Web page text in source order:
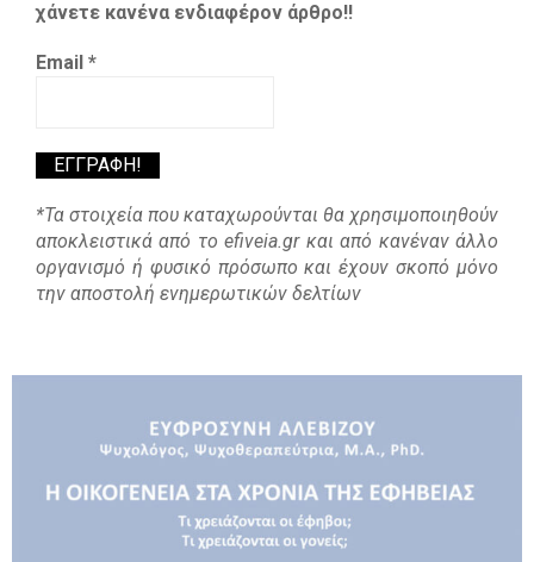
χάνετε κανένα ενδιαφέρον άρθρο!!
Email *
*Τα στοιχεία που καταχωρούνται θα χρησιμοποιηθούν
αποκλειστικά από το efiveia.gr και από κανέναν άλλο
οργανισμό ή φυσικό πρόσωπο και έχουν σκοπό μόνο
την αποστολή ενημερωτικών δελτίων